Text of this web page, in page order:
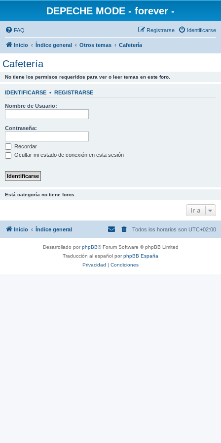
DEPECHE MODE - forever -
FAQ Identificarse
Registrarse
Inicio Índice general Otros temas Cafetería
Cafetería
No tiene los permisos requeridos para ver o leer temas en este foro.
IDENTIFICARSE • REGISTRARSE
Nombre de Usuario:
Contraseña:
Recordar
Ocultar mi estado de conexión en esta sesión
Está categoría no tiene foros.
Ir a
Inicio Índice general Todos los horarios son UTC+02:00
Desarrollado porphpBB® Forum Software © phpBB Limited
Traducción al español porphpBB España
Privacidad | Condiciones